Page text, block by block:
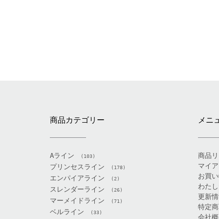
商品カテゴリー
Aライン (103)
プリンセスライン (178)
エンパイアライン (2)
スレンダーライン (26)
マーメイドライン (71)
ベルライン (33)
メニ
商品
マイ
お買
わた
更新
特定
会社